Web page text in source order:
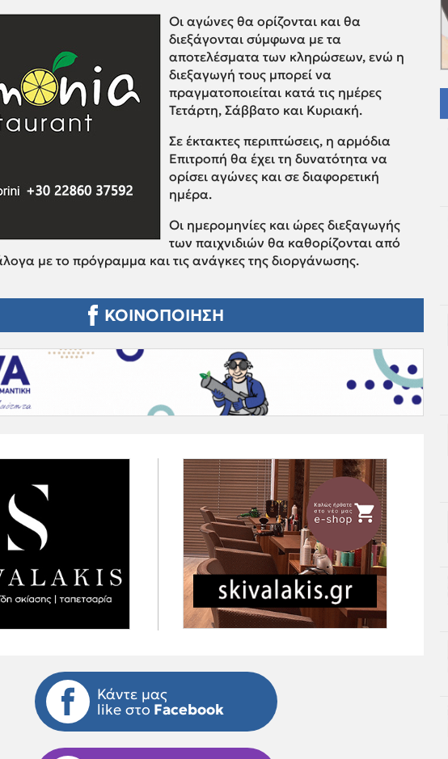
Οι αγώνες θα ορίζονται και θα
διεξάγονται σύμφωνα με τα
αποτελέσματα των κληρώσεων, ενώ η
διεξαγωγή τους μπορεί να
πραγματοποιείται κατά τις ημέρες
Τετάρτη, Σάββατο και Κυριακή.
Σε έκτακτες περιπτώσεις, η αρμόδια
Επιτροπή θα έχει τη δυνατότητα να
ορίσει αγώνες και σε διαφορετική
ημέρα.
Οι ημερομηνίες και ώρες διεξαγωγής
των παιχνιδιών θα καθορίζονται από
με το πρόγραμμα και τις ανάγκες της διοργάνωσης.
ΚΟΙΝΟΠΟΙΗΣΗ
Κάντε μας
like στο Facebook